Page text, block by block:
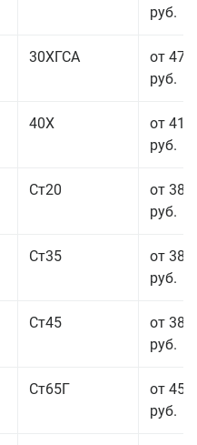
руб.
30ХГСА
от 47
руб.
40Х
от 41
руб.
Ст20
от 38
руб.
Ст35
от 38
руб.
Ст45
от 38
руб.
Ст65Г
от 45
руб.